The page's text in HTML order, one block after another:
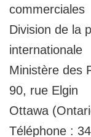
commerciales
Division de la
internationale
Ministère des
90, rue Elgin
Ottawa
Téléphone :